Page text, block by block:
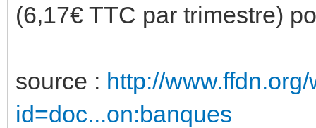
(6,17€ TTC par trimestre)
source : http://
id=doc...on:banques